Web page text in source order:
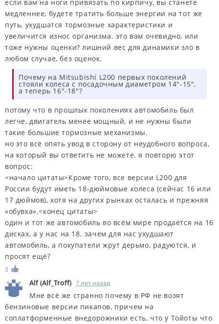
если вам на ноги привязать по кирпичу, вы станете
медленнее, будете тратить больше энергии на тот же
путь, ухудшатся тормозные характеристики и
увеличится износ организма. это вам очевидно, или
тоже нужны оценки? лишний вес для динамики зло в
любом случае, без оценок.
Почему на Mitsubishi L200 первых поколений
стояли колеса с посадочным диаметром 14"-15",
а теперь 16"-18"?
потому что в прошлых поколениях автомобиль был
легче, двигатель менее мощный, и не нужны были
такие большие тормозные механизмы.
но это всё опять увод в сторону от неудобного вопроса,
на который вы ответить не можете. я повторю этот
вопрос:
<начало цитаты>Кроме того, все версии L200 для
России будут иметь 18-дюймовые колеса (сейчас 16 или
17 дюймов), хотя на других рынках осталась и прежняя
«обувка».<конец цитаты>
один и тот же автомобиль во всём мире продаётся на 16
дисках, а у нас на 18. зачем для нас ухудшают
автомобиль, а покупатели жрут дерьмо, радуются, и
просят ещё?
3
Alf(Alf_Troff) 7 лет назад
Мне всё же странно почему в РФ не возят
бензиновые версии пикапов, причем на
соплатформенные внедорожники есть, что у Тойоты что